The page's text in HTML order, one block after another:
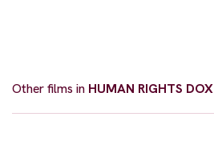
Other films in HUMAN RIGHTS DOX